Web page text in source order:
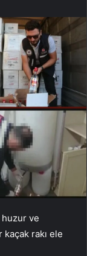
ve
rakı ele